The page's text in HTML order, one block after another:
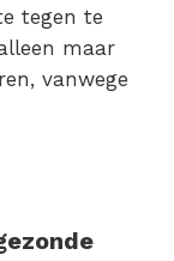
tegen te
maar
vanwege